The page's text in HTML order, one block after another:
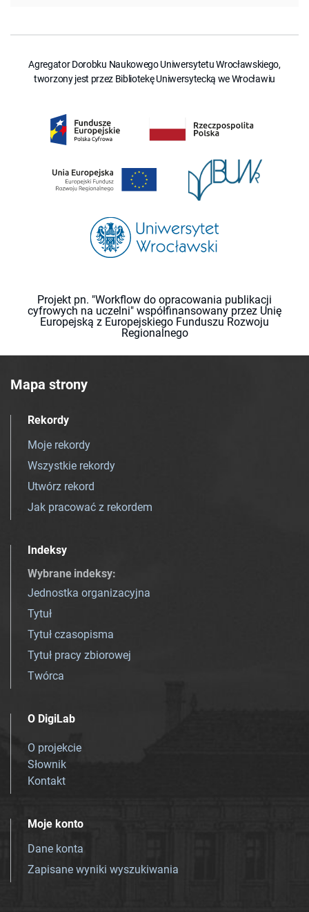
Agregator Dorobku Naukowego Uniwersytetu Wrocławskiego,
tworzony jest przez Bibliotekę Uniwersytecką we Wrocławiu
Projekt pn. "Workflow do opracowania publikacji
cyfrowych na uczelni" współfinansowany przez Unię
Europejską z Europejskiego Funduszu Rozwoju
Regionalnego
Mapa strony
Rekordy
Moje rekordy
Wszystkie rekordy
Utwórz rekord
Jak pracować z rekordem
Indeksy
Wybrane indeksy:
Jednostka organizacyjna
Tytuł
Tytuł czasopisma
Tytuł pracy zbiorowej
Twórca
O DigiLab
O projekcie
Słownik
Kontakt
Moje konto
Dane konta
Zapisane wyniki wyszukiwania